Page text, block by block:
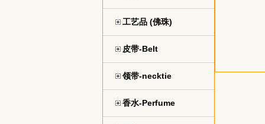
工艺品 (佛珠)
皮带-Belt
领带-necktie
香水-Perfume